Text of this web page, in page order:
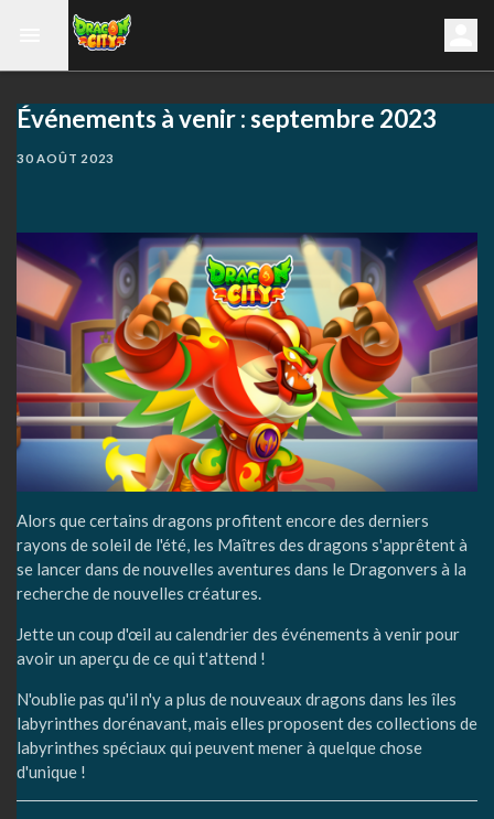
Événements à venir : septembre 2023
30 AOÛT 2023
Alors que certains dragons profitent encore des derniers
rayons de soleil de l'été, les Maîtres des dragons s'apprêtent à
se lancer dans de nouvelles aventures dans le Dragonvers à la
recherche de nouvelles créatures.
Jette un coup d'œil au calendrier des événements à venir pour
avoir un aperçu de ce qui t'attend !
N'oublie pas qu'il n'y a plus de nouveaux dragons dans les îles
labyrinthes dorénavant, mais elles proposent des collections de
labyrinthes spéciaux qui peuvent mener à quelque chose
d'unique !